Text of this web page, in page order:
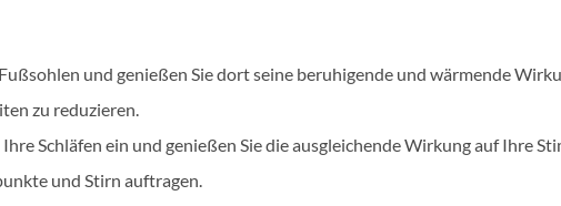
und genießen Sie dort seine beruhigende und wärmende
zu reduzieren.
Schläfen ein und genießen Sie die ausgleichende Wirkung auf Ihre
und Stirn auftragen.